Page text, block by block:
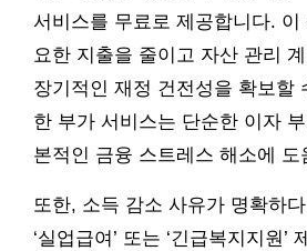
서비스를 무료로 제공합니다. 이
요한 지출을 줄이고 자산 관리
장기적인 재정 건전성을 확보할
한 부가 서비스는 단순한 이자
본적인 금융 스트레스 해소에 도
또한, 소득 감소 사유가 명확하
‘실업급여’ 또는 ‘긴급복지지원’